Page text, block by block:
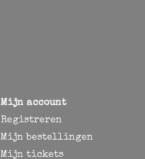
Mijn account
Registreren
Mijn bestellingen
Mijn tickets